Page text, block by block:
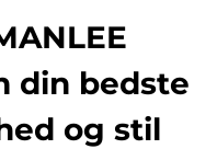
din bedste
og stil